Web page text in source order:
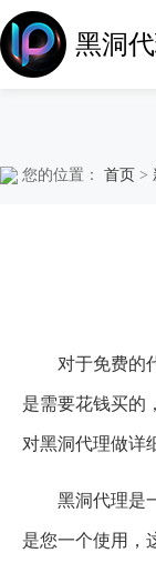
黑洞
您的位置： 首页 >
对于免费的
是需要花钱买的
对黑洞代理做详
黑洞代理是
是您一个使用，